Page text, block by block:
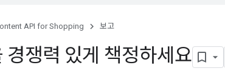
API for Shopping 보고
경쟁력 있게 책정하세요